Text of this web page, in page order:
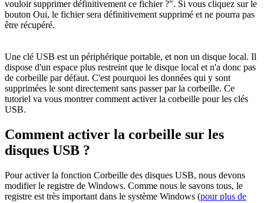
vouloir supprimer définitivement ce fichier ?". Si vous cliquez sur le
bouton Oui, le fichier sera définitivement supprimé et ne pourra pas
être récupéré.
Une clé USB est un périphérique portable, et non un disque local. Il
dispose d'un espace plus restreint que le disque local et n'a donc pas
de corbeille par défaut. C'est pourquoi les données qui y sont
supprimées le sont directement sans passer par la corbeille. Ce
tutoriel va vous montrer comment activer la corbeille pour les clés
USB.
Comment activer la corbeille sur les
disques USB ?
Pour activer la fonction Corbeille des disques USB, nous devons
modifier le registre de Windows. Comme nous le savons tous, le
registre est très important dans le système Windows (pour plus de